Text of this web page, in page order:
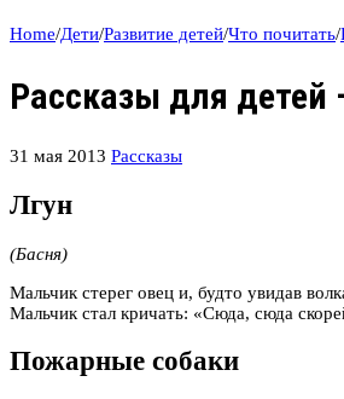
Home/Дети/Развитие детей/Что почитать/
Рассказы для детей
31 мая 2013 Рассказы
Лгун
(Басня)
Мальчик стерег овец и, будто увидав
Мальчик стал кричать: «Сюда, сюда
Пожарные собаки